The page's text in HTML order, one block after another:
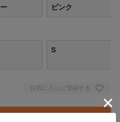
ピンク
S
お気に入りに登録する